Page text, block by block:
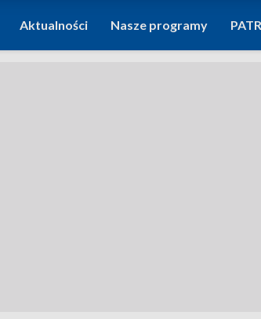
Aktualności Nasze programy